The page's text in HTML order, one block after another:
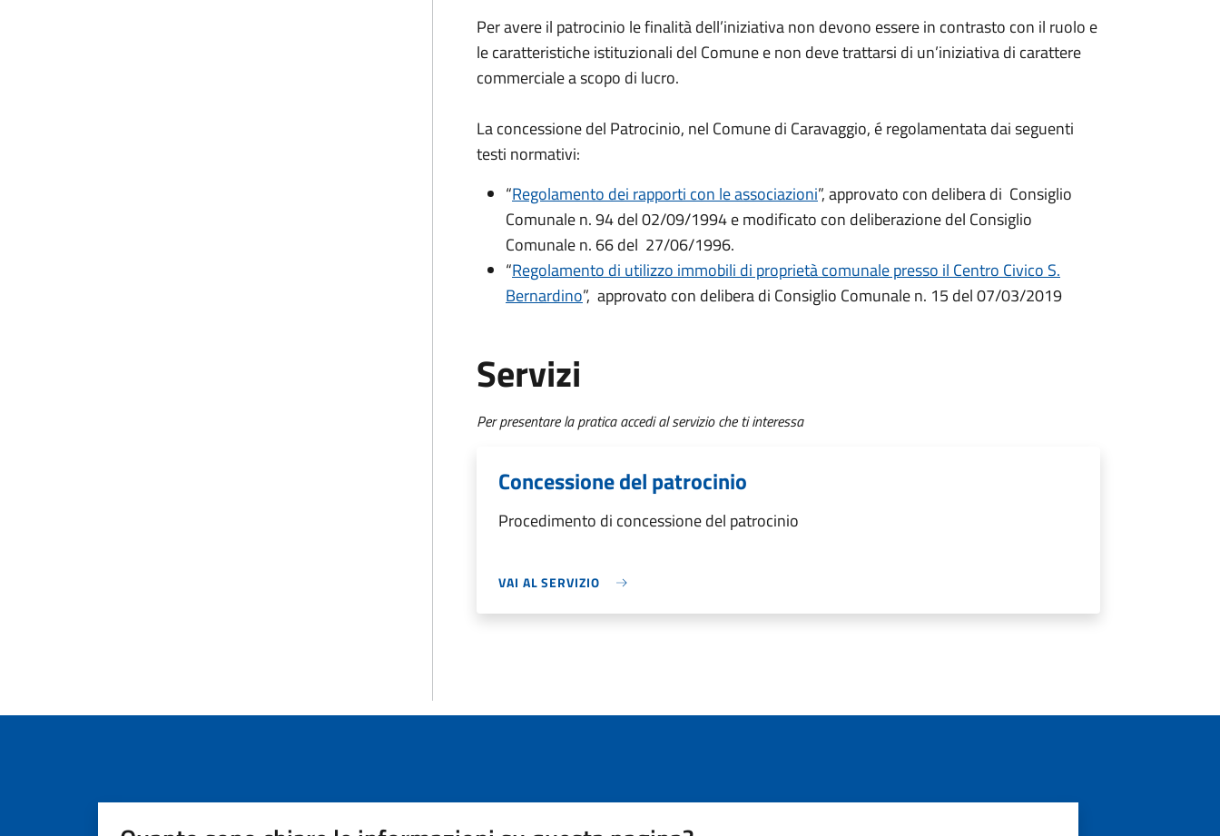
Per avere il patrocinio le finalità dell’iniziativa non devono essere in contrasto con il ruolo e
le caratteristiche istituzionali del Comune e non deve trattarsi di un’iniziativa di carattere
commerciale a scopo di lucro.
La concessione del Patrocinio, nel Comune di Caravaggio, é regolamentata dai seguenti
testi normativi:
“Regolamento dei rapporti con le associazioni”, approvato con delibera di Consiglio
Comunale n. 94 del 02/09/1994 e modificato con deliberazione del Consiglio
Comunale n. 66 del 27/06/1996.
“Regolamento di utilizzo immobili di proprietà comunale presso il Centro Civico S.
Bernardino”, approvato con delibera di Consiglio Comunale n. 15 del 07/03/2019
Servizi
Per presentare la pratica accedi al servizio che ti interessa
Concessione del patrocinio
Procedimento di concessione del patrocinio
VAI AL SERVIZIO